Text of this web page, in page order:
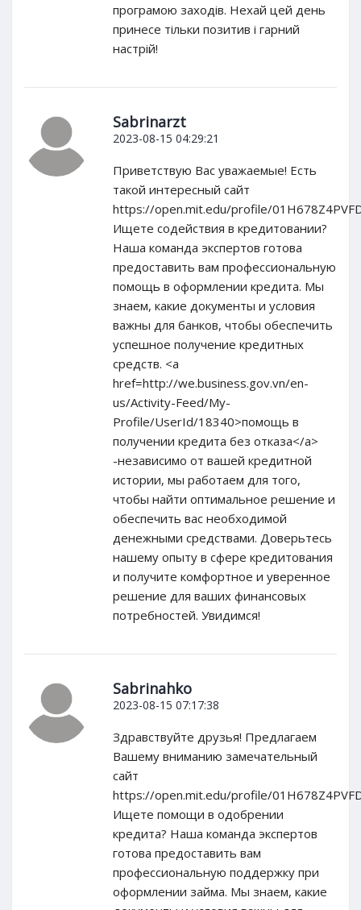
програмою заходів. Нехай цей день
принесе тільки позитив і гарний
настрій!
Sabrinarzt
2023-08-15 04:29:21
Приветствую Вас уважаемые! Есть
такой интересный сайт
https://open.mit.edu/profile/
Ищете содействия в кредитовании?
Наша команда экспертов готова
предоставить вам профессиональную
помощь в оформлении кредита. Мы
знаем, какие документы и условия
важны для банков, чтобы обеспечить
успешное получение кредитных
средств. <a
href=http://we.business.gov.vn/en-
us/Activity-Feed/My-
Profile/UserId/18340>помощь в
получении кредита без отказа</a>
-независимо от вашей кредитной
истории, мы работаем для того,
чтобы найти оптимальное решение и
обеспечить вас необходимой
денежными средствами. Доверьтесь
нашему опыту в сфере кредитования
и получите комфортное и уверенное
решение для ваших финансовых
потребностей. Увидимся!
Sabrinahko
2023-08-15 07:17:38
Здравствуйте друзья! Предлагаем
Вашему вниманию замечательный
сайт
https://open.mit.edu/profile/
Ищете помощи в одобрении
кредита? Наша команда экспертов
готова предоставить вам
профессиональную поддержку при
оформлении займа. Мы знаем, какие